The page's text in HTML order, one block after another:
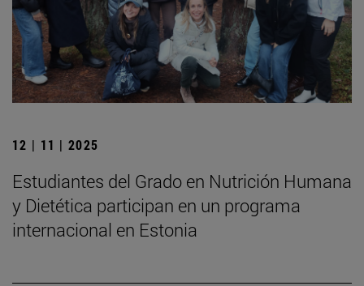
12 | 11 | 2025
Estudiantes del Grado en Nutrición Humana
y Dietética participan en un programa
internacional en Estonia